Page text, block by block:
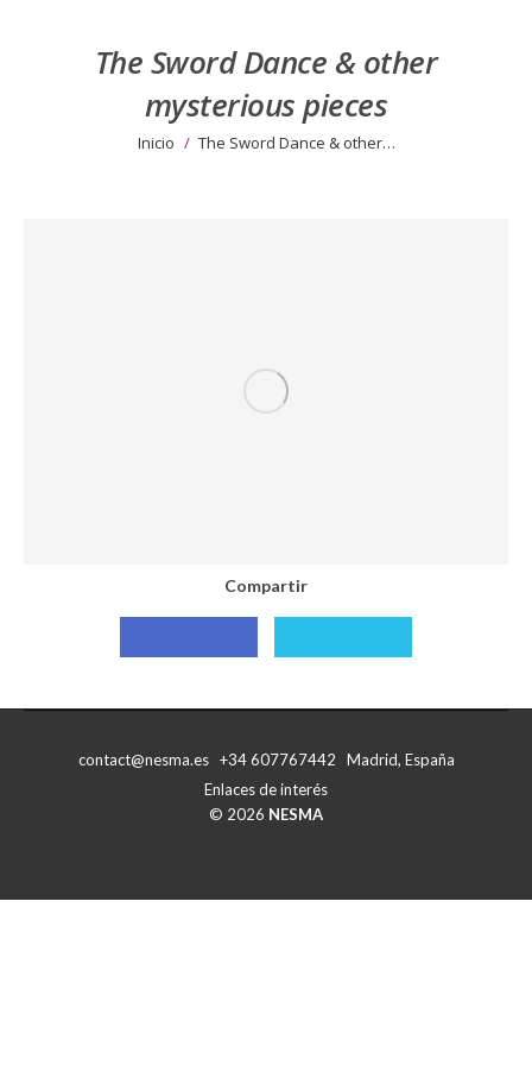
The Sword Dance & other
mysterious pieces
Estás aquí:
Inicio The Sword Dance & other…
Compartir
Compartir
Compartir
contact@nesma.es +34 607767442 Madrid, España
Enlaces de interés
© 2026 NESMA